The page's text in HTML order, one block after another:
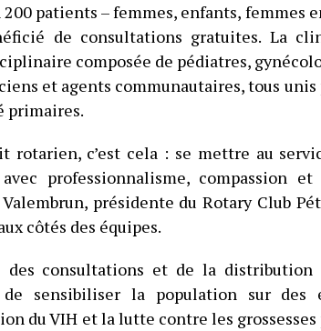
patients – femmes, enfants, femmes
de consultations gratuites. La
composée de pédiatres,
et agents communautaires, tous unis
primaires.
rotarien, c’est cela : se mettre au
professionnalisme, compassion
Valembrun, présidente du Rotary Club
côtés des équipes.
des consultations et de la distribution
de sensibiliser la population sur des
du VIH et la lutte contre les